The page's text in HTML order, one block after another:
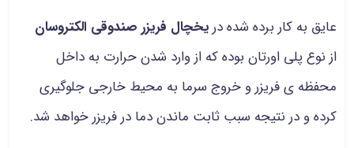
عایق به کار برده شده دریخچال فریزر صندوقی الکتروسان
از نوع پلی اورتان بوده که از وارد شدن حرارت به داخل
محفظه ی فریزر و خروج سرما به محیط خارجی جلوگیری
کرده و در نتیجه سبب ثابت ماندن دما در فریزر خواهد شد.